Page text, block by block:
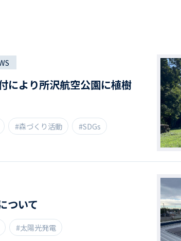
により所沢航空公園に植樹
#森づくり活動
#SDGs
ついて
#太陽光発電